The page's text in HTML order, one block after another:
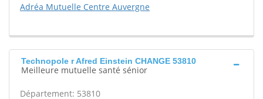
Adréa Mutuelle Centre Auvergne
Technopole r Afred Einstein CHANGE 53810
Meilleure mutuelle santé sénior
Département: 53810